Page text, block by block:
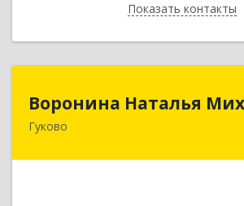
Показать контакты
Назад
Воронина Наталья
Гуково
Воронина Наталья